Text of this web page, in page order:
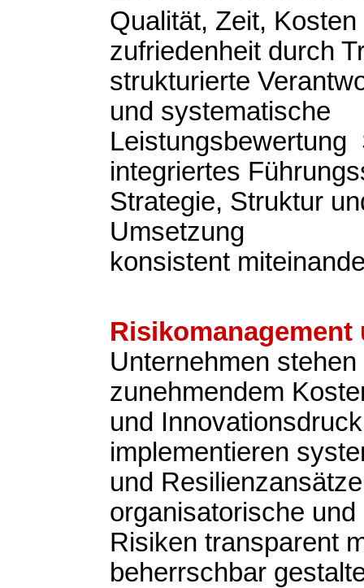
Qualität, Zeit,
zufriedenheit durch
strukturierte
und systematische
Leistungsbewertung
integriertes
Strategie, Struktur
Umsetzung
konsistent
Risikomanagement
Unternehmen stehen
zunehmendem
und
implementieren
und
organisatorische
Risiken transparent
beherrschbar